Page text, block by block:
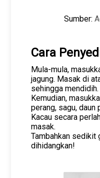
Sumber:
Cara
Mula-mula,
jagung. Masak di
sehingga mendidih.
Kemudian,
perang, sagu, daun
Kacau secara
masak.
Tambahkan sedikit
dihidangkan!